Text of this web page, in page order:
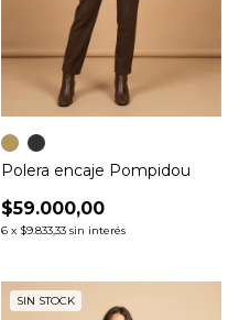
Polera encaje Pompidou
$59.000,00
6 x $9.833,33 sin interés
SIN STOCK